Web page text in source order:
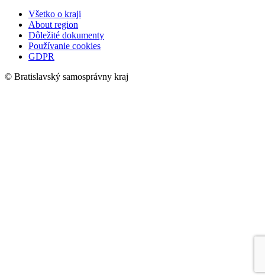
Všetko o kraji
About region
Dôležité dokumenty
Používanie cookies
GDPR
© Bratislavský samosprávny kraj